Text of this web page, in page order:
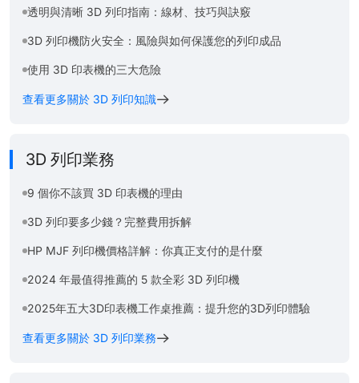
透明與清晰 3D 列印指南：線材、技巧與訣竅
3D 列印機防火安全：風險與如何保護您的列印成品
使用 3D 印表機的三大危險
查看更多關於 3D 列印知識
3D 列印業務
9 個你不該買 3D 印表機的理由
3D 列印要多少錢？完整費用拆解
HP MJF 列印機價格詳解：你真正支付的是什麼
2024 年最值得推薦的 5 款全彩 3D 列印機
2025年五大3D印表機工作桌推薦：提升您的3D列印體驗
查看更多關於 3D 列印業務